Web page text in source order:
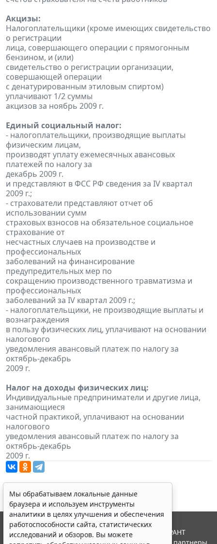
Акцизы:
Налогоплательщики (кроме имеющих свидетельство
о регистрации
лица, совершающего операции с прямогонным
бензином, и (или)
свидетельство о регистрации организации,
совершающей операции
с денатурированным этиловым спиртом)
уплачивают 1/2 суммы
акцизов за ноябрь 2009 г.
Единый социальный налог:
- налогоплательщики, производящие выплаты
физическим лицам,
производят уплату ежемесячных авансовых
платежей по налогу за
декабрь 2009 г.
и представляют в ФСС РФ сведения за IV квартал
2009 г.;
- страхователи представляют отчет об
использовании сумм
страховых взносов на обязательное социальное
страхование от
несчастных случаев на производстве и
профессиональных
заболеваний на финансирование
предупредительных мер по
сокращению производственного травматизма и
профессиональных
заболеваний за IV квартал 2009 г.;
- налогоплательщики, не производящие выплаты и
вознаграждения
в пользу физических лиц, уплачивают на основании
налогового
уведомления авансовый платеж по налогу за
октябрь-декабрь
2009 г.
Налог на доходы физических лиц:
Индивидуальные предприниматели и другие лица,
занимающиеся
частной практикой, уплачивают на основании
налогового
уведомления авансовый платеж по налогу за
октябрь-декабрь
2009 г.
Мы обрабатываем локальные данные
браузера и используем инструменты
аналитики в целях улучшения и обеспечения
работоспособности сайта, статистических
исследований и обзоров. Вы можете
© ООО "НПП "ГАРАНТ-СЕРВИС", 2026. Система ГАРАНТ
выпускается с 1990 года. Компания "Гарант" и ее партнеры